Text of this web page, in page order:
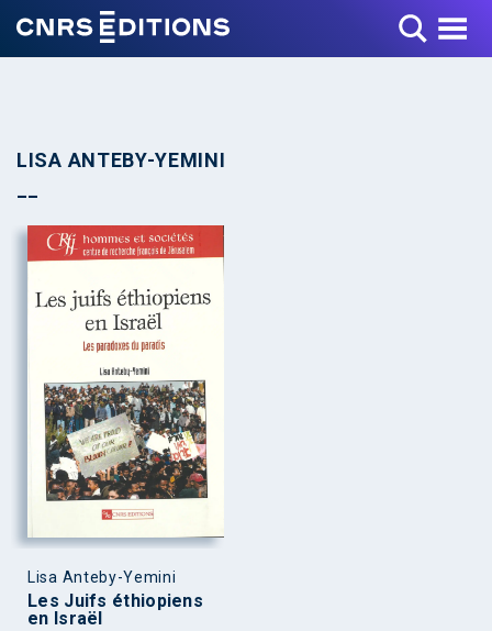
Toggle Menu
LISA ANTEBY-YEMINI
Lisa Anteby-Yemini
Les Juifs éthiopiens
en Israël